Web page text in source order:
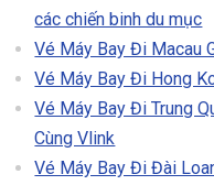
các chiến binh du mục
Vé Máy Bay Đi Macau
Vé Máy Bay Đi Hong
Vé Máy Bay Đi Trung
Cùng Vlink
Vé Máy Bay Đi Đài